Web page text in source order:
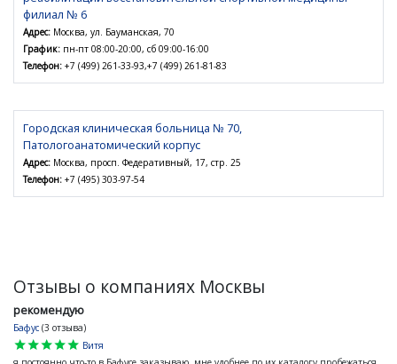
филиал № 6
Адрес: Москва, ул. Бауманская, 70
График: пн-пт 08:00-20:00, сб 09:00-16:00
Телефон: +7 (499) 261-33-93,+7 (499) 261-81-83
Городская клиническая больница № 70,
Патологоанатомический корпус
Адрес: Москва, просп. Федеративный, 17, стр. 25
Телефон: +7 (495) 303-97-54
Отзывы о компаниях Москвы
рекомендую
Бафус (3 отзыва)
star
star
star
star
star
Витя